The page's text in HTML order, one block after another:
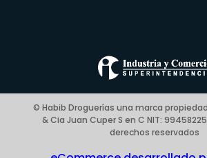
Términos y
Preguntas Frecuentes
Politica de
Blog
© Habib Droguerías una marca
& Cia Juan Cuper S en C NIT:
derechos reservados